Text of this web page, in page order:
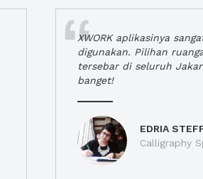
XWORK aplikasinya
digunakan. Pilihan
tersebar di seluruh
banget!
EDRIA
Calligraphy